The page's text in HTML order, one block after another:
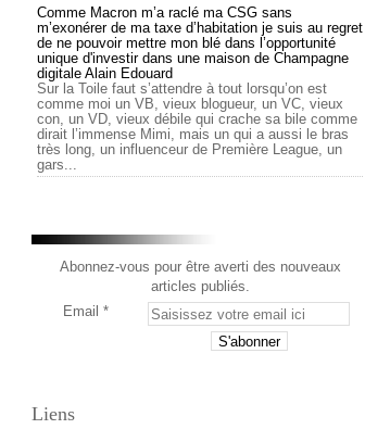
Comme Macron m’a raclé ma CSG sans
m’exonérer de ma taxe d’habitation je suis au regret
de ne pouvoir mettre mon blé dans l’opportunité
unique d'investir dans une maison de Champagne
digitale Alain Edouard
Sur la Toile faut s’attendre à tout lorsqu’on est
comme moi un VB, vieux blogueur, un VC, vieux
con, un VD, vieux débile qui crache sa bile comme
dirait l’immense Mimi, mais un qui a aussi le bras
très long, un influenceur de Première League, un
gars...
Abonnez-vous pour être averti des nouveaux
articles publiés.
Email
Liens